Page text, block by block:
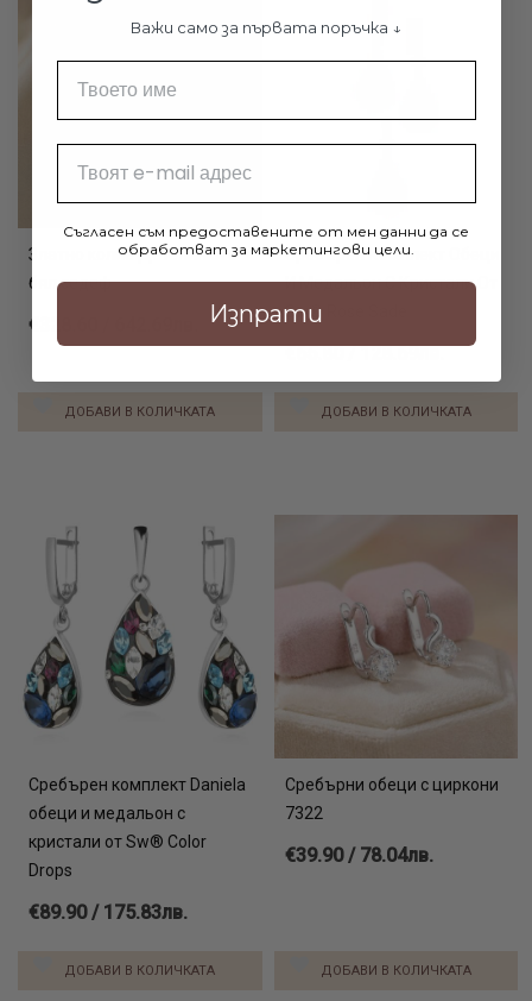
Златно колие Детелинки с
бял седеф
€328.60 / 642.69лв.
ДОБАВИ В КОЛИЧКАТА
Сребърен Комплект Обеци
И Медальон С Кристали От
Sw® Rose Sade
€65.80 / 128.69лв.
ДОБАВИ В КОЛИЧКАТА
Сребърен комплект Daniela
обеци и медальон с
кристали от Sw® Color
Drops
€89.90 / 175.83лв.
ДОБАВИ В КОЛИЧКАТА
Сребърни обеци с циркони
7322
€39.90 / 78.04лв.
ДОБАВИ В КОЛИЧКАТА
Важи само за първата поръчка ↓
Съгласен съм предоставените от мен данни да се
обработват за маркетингови цели.
Изпрати